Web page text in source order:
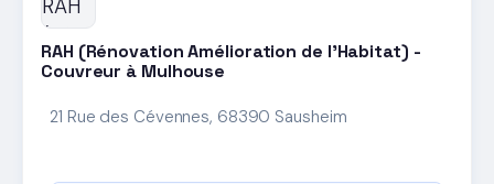
RAH (Rénovation Amélioration de l’Habitat) -
Couvreur à Mulhouse
21 Rue des Cévennes, 68390 Sausheim